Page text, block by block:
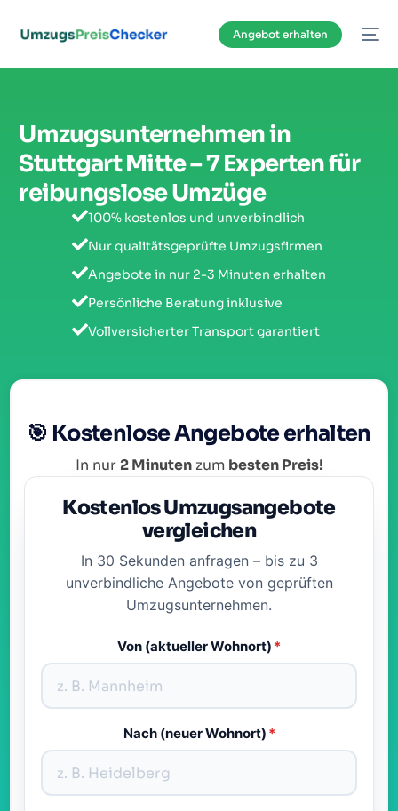
Angebot erhalten
Umzugsunternehmen in
Stuttgart Mitte – 7 Experten für
reibungslose Umzüge
100% kostenlos und unverbindlich
Nur qualitätsgeprüfte Umzugsfirmen
Angebote in nur 2-3 Minuten erhalten
Persönliche Beratung inklusive
Vollversicherter Transport garantiert
🎯 Kostenlose Angebote erhalten
In nur2 Minutenzum besten Preis!
Kostenlos Umzugsangebote
vergleichen
In 30 Sekunden anfragen – bis zu 3
unverbindliche Angebote von geprüften
Umzugsunternehmen.
Von (aktueller Wohnort) *
Nach (neuer Wohnort) *